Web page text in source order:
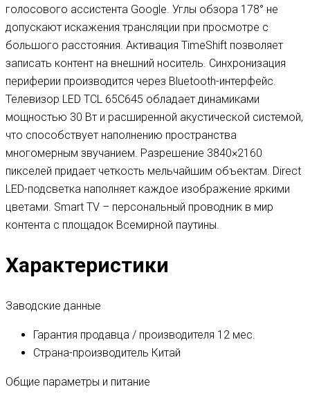
голосового ассистента Google. Углы обзора 178° не
допускают искажения трансляции при просмотре с
большого расстояния. Активация TimeShift позволяет
записать контент на внешний носитель. Синхронизация
периферии производится через Bluetooth-интерфейс.
Телевизор LED TCL 65C645 обладает динамиками
мощностью 30 Вт и расширенной акустической системой,
что способствует наполнению пространства
многомерным звучанием. Разрешение 3840×2160
пикселей придает четкость мельчайшим объектам. Direct
LED-подсветка наполняет каждое изображение яркими
цветами. Smart TV – персональный проводник в мир
контента с площадок Всемирной паутины.
Характеристики
Заводские данные
Гарантия продавца / производителя 12 мес.
Страна-производитель Китай
Общие параметры и питание